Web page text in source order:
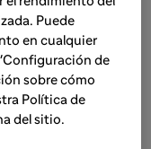
que progresa
identificables,
Puede
en cualquier
de
sobre cómo
Política de
del sitio.